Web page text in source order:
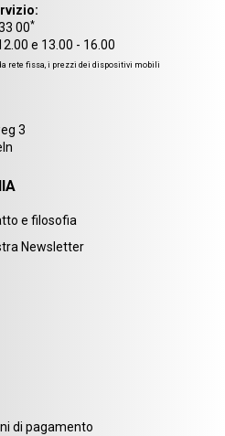
00*
e 13.00 - 16.00
rete fissa, i prezzi dei dispositivi mobili
3
e filosofia
Newsletter
di pagamento